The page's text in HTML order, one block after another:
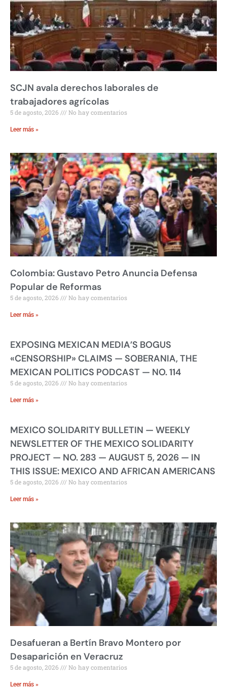
SCJN avala derechos laborales de
trabajadores agrícolas
5 de agosto, 2026 No hay comentarios
Leer más »
Colombia: Gustavo Petro Anuncia Defensa
Popular de Reformas
5 de agosto, 2026 No hay comentarios
Leer más »
EXPOSING MEXICAN MEDIA’S BOGUS
«CENSORSHIP» CLAIMS — SOBERANIA, THE
MEXICAN POLITICS PODCAST — NO. 114
5 de agosto, 2026 No hay comentarios
Leer más »
MEXICO SOLIDARITY BULLETIN — WEEKLY
NEWSLETTER OF THE MEXICO SOLIDARITY
PROJECT — NO. 283 — AUGUST 5, 2026 — IN
THIS ISSUE: MEXICO AND AFRICAN AMERICANS
5 de agosto, 2026 No hay comentarios
Leer más »
Desafueran a Bertín Bravo Montero por
Desaparición en Veracruz
5 de agosto, 2026 No hay comentarios
Leer más »